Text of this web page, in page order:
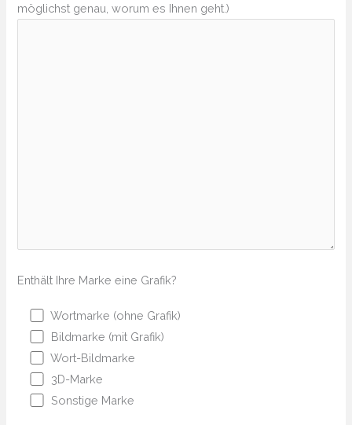
möglichst genau, worum es Ihnen geht.)
Enthält Ihre Marke eine Grafik?
Wortmarke (ohne Grafik)
Bildmarke (mit Grafik)
Wort-Bildmarke
3D-Marke
Sonstige Marke